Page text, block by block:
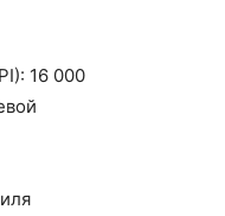
16 000